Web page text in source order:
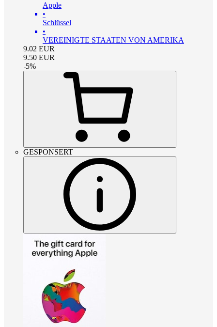
Apple
•
Schlüssel
•
VEREINIGTE STAATEN VON AMERIKA
9.02 EUR
9.50 EUR
-5%
GESPONSERT